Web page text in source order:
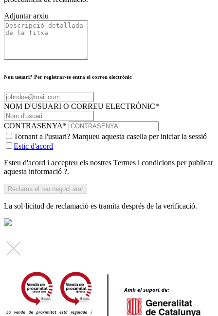
Adjuntar arxiu
Nou usuari? Per registrar-te entra el correu electrònic
NOM D'USUARI O CORREU ELECTRÒNIC*
CONTRASENYA*
Tornant a l'usuari? Marqueu aquesta casella per iniciar la sessió
Estic d'acord
Esteu d'acord i accepteu els nostres Termes i condicions per publicar
aquesta informació ?.
La sol·licitud de reclamació es tramita després de la verificació.